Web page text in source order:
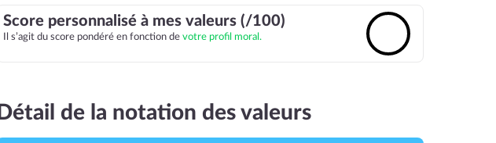
Score personnalisé à mes valeurs (/100)
Il s’agit du score pondéré en fonction de votre profil moral.
Détail de la notation des valeurs